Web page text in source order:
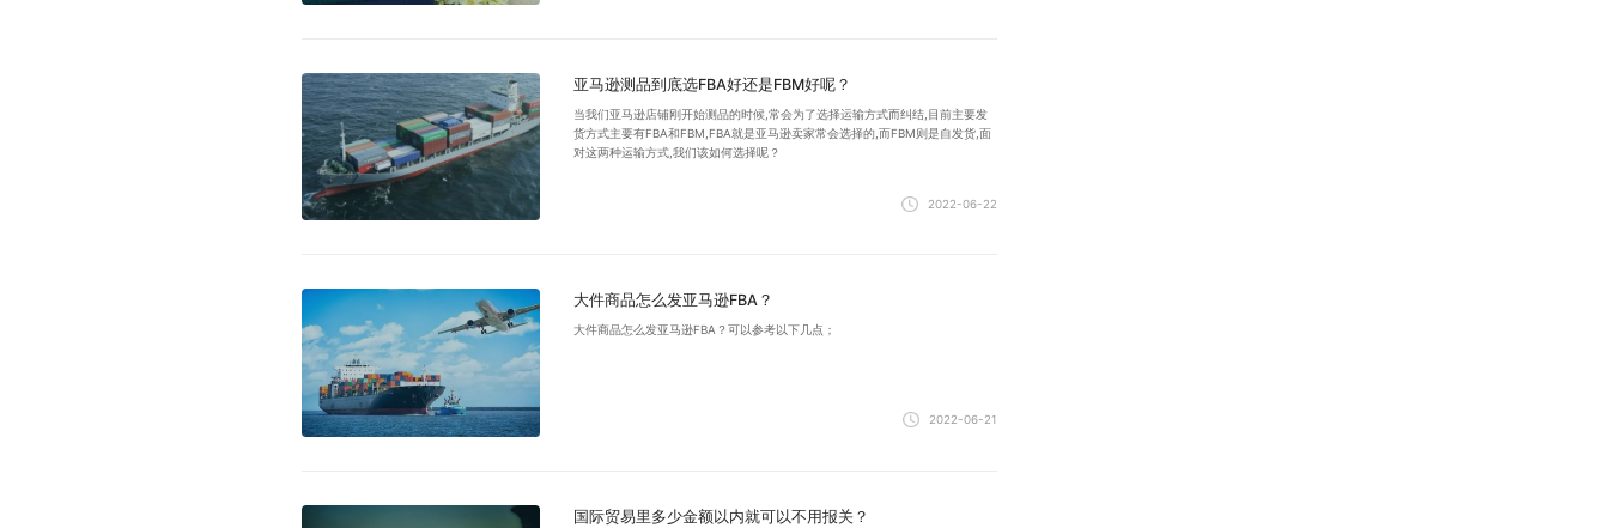
亚马逊测品到底选FBA好还是FBM好呢？
当我们亚马逊店铺刚开始测品的时候,常会为了选择运输方式而纠结,目前主要发
货方式主要有FBA和FBM,FBA就是亚马逊卖家常会选择的,而FBM则是自发货,面
对这两种运输方式,我们该如何选择呢？
2022-06-22
大件商品怎么发亚马逊FBA？
大件商品怎么发亚马逊FBA？可以参考以下几点；
2022-06-21
国际贸易里多少金额以内就可以不用报关？